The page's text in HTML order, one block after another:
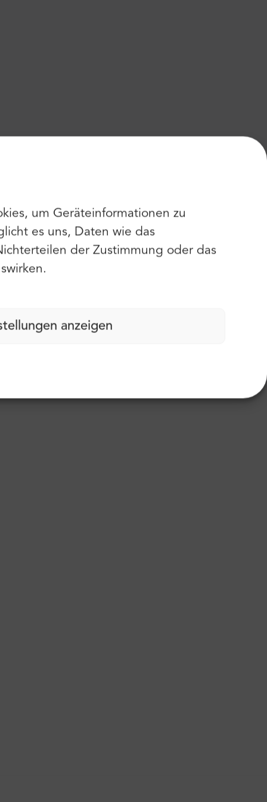
um Geräteinformationen zu
es uns, Daten wie das
der Zustimmung oder das
anzeigen